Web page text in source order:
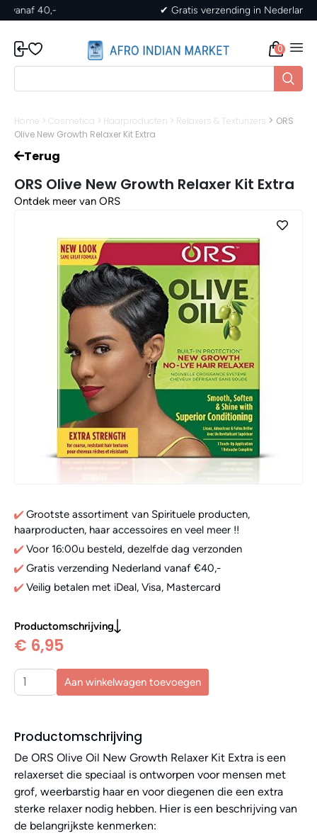
✔ Gratis verzending in Nederland vanaf 40,-
0
Home > Cosmetica > Haarproducten > Relaxers & Texturizers > ORS
Olive New Growth Relaxer Kit Extra
Terug
ORS Olive New Growth Relaxer Kit Extra
Ontdek meer van ORS
Grootste assortiment van Spirituele producten,
haarproducten, haar accessoires en veel meer !!
Voor 16:00u besteld, dezelfde dag verzonden
Gratis verzending Nederland vanaf €40,-
Veilig betalen met iDeal, Visa, Mastercard
Productomschrijving
€ 6,95
Aan winkelwagen toevoegen
Productomschrijving
De ORS Olive Oil New Growth Relaxer Kit Extra is een
relaxerset die speciaal is ontworpen voor mensen met
grof, weerbarstig haar en voor diegenen die een extra
sterke relaxer nodig hebben. Hier is een beschrijving van
de belangrijkste kenmerken: